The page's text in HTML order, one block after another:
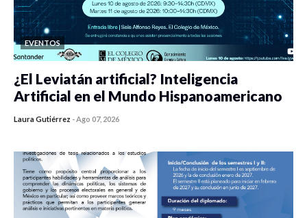
EVENTOS
¿El Leviatán artificial? Inteligencia
Artificial en el Mundo Hispanoamericano
Laura Gutiérrez -Ago 07, 2026